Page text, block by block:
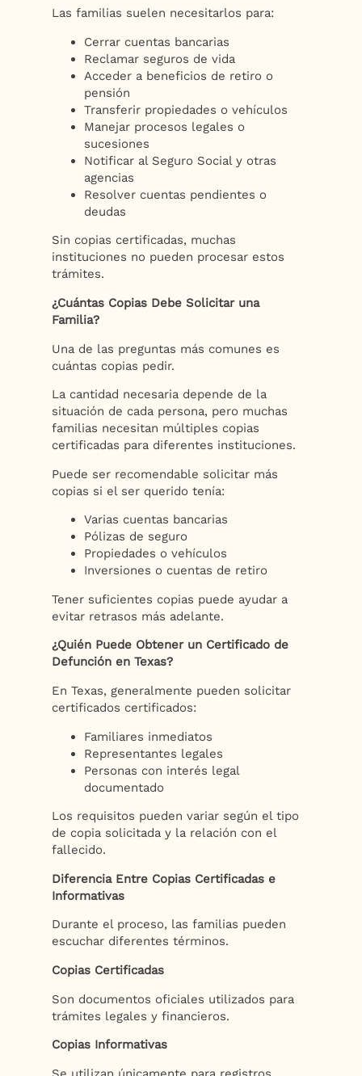
Las familias suelen necesitarlos para:
Cerrar cuentas bancarias
Reclamar seguros de vida
Acceder a beneficios de retiro o
pensión
Transferir propiedades o vehículos
Manejar procesos legales o
sucesiones
Notificar al Seguro Social y otras
agencias
Resolver cuentas pendientes o
deudas
Sin copias certificadas, muchas
instituciones no pueden procesar estos
trámites.
¿Cuántas Copias Debe Solicitar una
Familia?
Una de las preguntas más comunes es
cuántas copias pedir.
La cantidad necesaria depende de la
situación de cada persona, pero muchas
familias necesitan múltiples copias
certificadas para diferentes instituciones.
Puede ser recomendable solicitar más
copias si el ser querido tenía:
Varias cuentas bancarias
Pólizas de seguro
Propiedades o vehículos
Inversiones o cuentas de retiro
Tener suficientes copias puede ayudar a
evitar retrasos más adelante.
¿Quién Puede Obtener un Certificado de
Defunción en Texas?
En Texas, generalmente pueden solicitar
certificados certificados:
Familiares inmediatos
Representantes legales
Personas con interés legal
documentado
Los requisitos pueden variar según el tipo
de copia solicitada y la relación con el
fallecido.
Diferencia Entre Copias Certificadas e
Informativas
Durante el proceso, las familias pueden
escuchar diferentes términos.
Copias Certificadas
Son documentos oficiales utilizados para
trámites legales y financieros.
Copias Informativas